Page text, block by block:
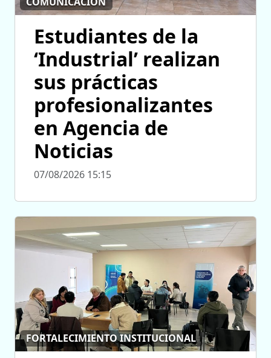
Estudiantes de la
‘Industrial’ realizan
sus prácticas
profesionalizantes
en Agencia de
Noticias
07/08/2026 15:15
FORTALECIMIENTO INSTITUCIONAL